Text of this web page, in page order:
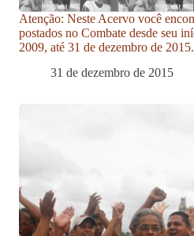
Atenção: Neste Acervo você
postados no Combate desde seu
2009, até 31 de dezembro de 2015.
31 de dezembro de 2015